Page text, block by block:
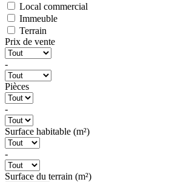
Local commercial
Immeuble
Terrain
Prix de vente
-
Pièces
-
Surface habitable (m²)
-
Surface du terrain (m²)